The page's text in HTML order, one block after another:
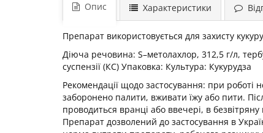
Опис Характеристики
Препарат використовується для захисту
Діюча речовина: S–метолахлор, 312,5 г/л,
суспензії (КС) Упаковка: Культура: Кукурудза
Рекомендації щодо застосування: при роботі
заборонено палити, вживати їжу або пити.
проводиться вранці або ввечері, в
Препарат дозволений до застосування в